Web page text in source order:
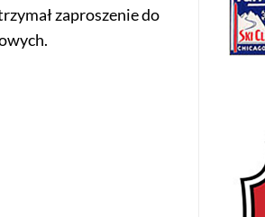
zaproszenie do